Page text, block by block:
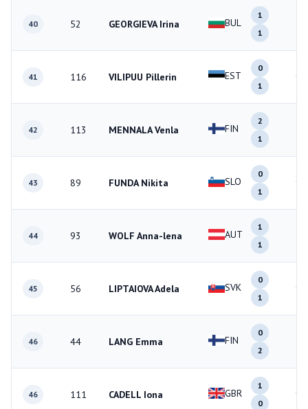
40 52 GEORGIEVA Irina BUL
1
1
41 116 VILIPUU Pillerin EST
0
1
1
42 113 MENNALA Venla FIN
2
1
43 89 FUNDA Nikita SLO
0
1
1
44 93 WOLF Anna-lena AUT
1
1
45 56 LIPTAIOVA Adela SVK
0
1
1
46 44 LANG Emma FIN
0
2
46 111 CADELL Iona GBR
1
0
1